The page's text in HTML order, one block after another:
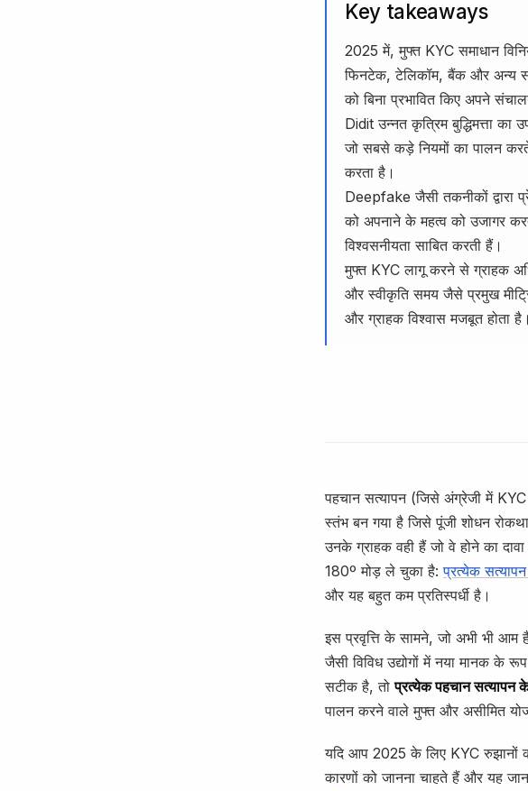
Key takeaways
2025 में, मुफ्त KYC समाधान
फिनटेक, टेलिकॉम, बैंक और अन्य
को बिना प्रभावित किए अपने
Didit उन्नत कृत्रिम बुद्धिमत्ता
जो सबसे कड़े नियमों का पालन
करता है।
Deepfake जैसी तकनीकों द्वारा
को अपनाने के महत्व को उजागर
विश्वसनीयता साबित करती हैं।
मुफ्त KYC लागू करने से ग्राहक
और स्वीकृति समय जैसे प्रमुख
और ग्राहक विश्वास मजबूत होता है।
पहचान सत्यापन (जिसे अंग्रेजी में
स्तंभ बन गया है जिसे पूंजी शोधन
उनके ग्राहक वही हैं जो वे होने का
180º मोड़ ले चुका है:प्रत्येक
और यह बहुत कम प्रतिस्पर्धी है।
इस प्रवृत्ति के सामने, जो अभी भी आम
जैसी विविध उद्योगों में नया मानक
सटीक है, तोप्रत्येक पहचान सत्यापन
पालन करने वाले मुफ्त और असीमित
यदि आप 2025 के लिए KYC रुझानों
कारणों को जानना चाहते हैं और यह